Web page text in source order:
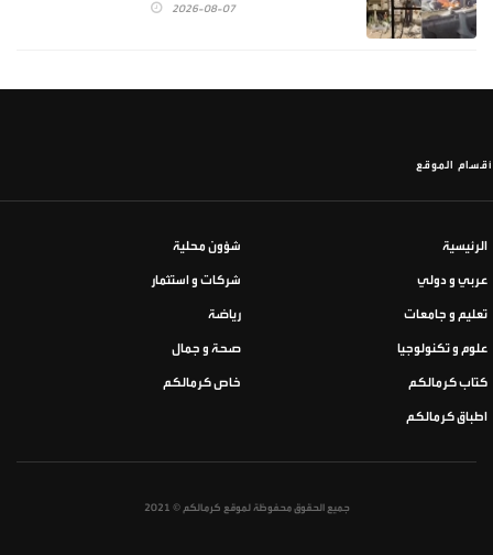
2026-08-07
أقسام الموقع
الرئيسية شؤون محلية
عربي و دولي شركات و استثمار
تعليم و جامعات رياضة
علوم و تكنولوجيا صحة و جمال
كتاب كرمالكم خاص كرمالكم
اطباق كرمالكم
جميع الحقوق محفوظة لموقع كرمالكم © 2021